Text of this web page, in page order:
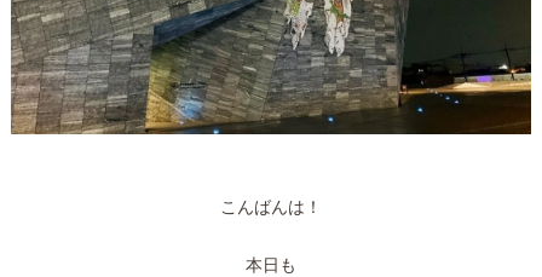
こんばんは！
本日も